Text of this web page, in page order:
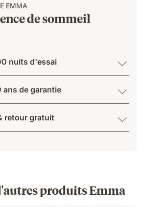
EMMA
de sommeil
nuits d'essai
ans de garantie
retour gratuit
produits Emma